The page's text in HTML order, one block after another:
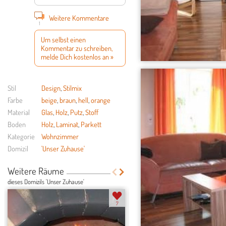
1
Weitere Kommentare
Um selbst einen
Kommentar zu schreiben,
melde Dich kostenlos an »
Stil Design,Stilmix
Farbe
beige,braun,hell,orange
Material
Glas, Holz, Putz,Stoff
Boden
Holz, Laminat, Parkett
Kategorie
Wohnzimmer
Domizil
'Unser Zuhause'
Weitere Räume
dieses Domizils 'Unser Zuhause'
7